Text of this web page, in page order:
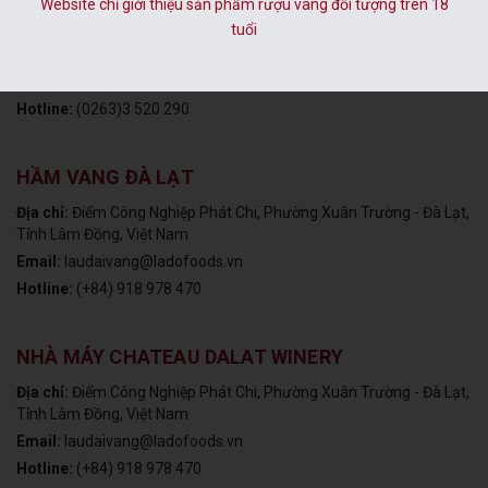
Số 31 Ngô Văn Sở, P. Lâm Viên - Đà Lạt, Tỉnh Lâm Đồng,
Hotline: (0263)3 520 290
HẦM VANG ĐÀ LẠT
Địa chỉ: Điểm Công Nghiệp Phát Chi, Phường Xuân Trường - Đà Lạt,
Tỉnh Lâm Đồng, Việt Nam
Email: laudaivang@ladofoods.vn
Hotline: (+84) 918 978 470
NHÀ MÁY CHATEAU DALAT WINERY
Địa chỉ: Điểm Công Nghiệp Phát Chi, Phường Xuân Trường - Đà Lạt,
Tỉnh Lâm Đồng, Việt Nam
Email: laudaivang@ladofoods.vn
Hotline: (+84) 918 978 470
Website chỉ giới thiệu sản phẩm rượu vang đối tượng trên 18
tuổi